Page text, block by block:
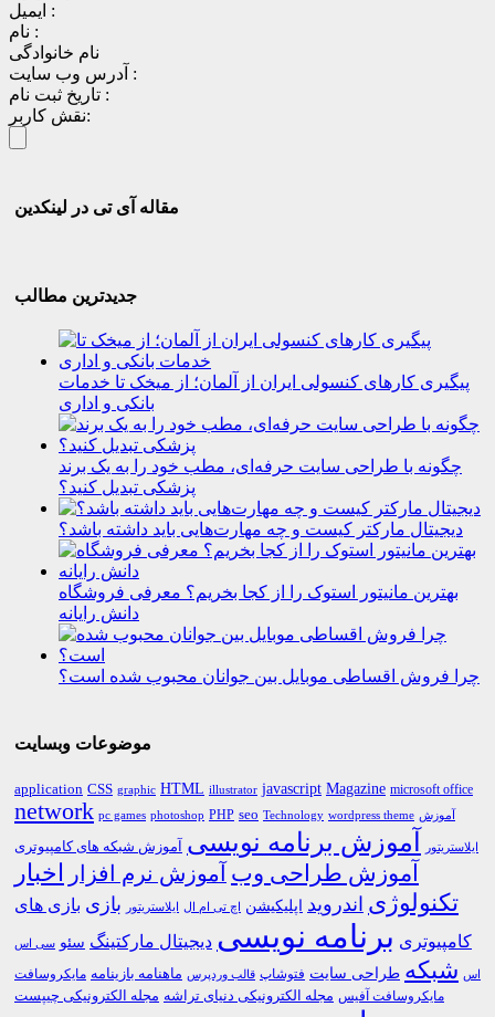
ایمیل :
نام :
نام خانوادگی
آدرس وب سایت :
تاریخ ثبت نام :
نقش کاربر:
مقاله آی تی در لینکدین
جدیدترین مطالب
پیگیری کارهای کنسولی ایران از آلمان؛ از میخک تا خدمات
بانکی و اداری
چگونه با طراحی سایت حرفه‌ای، مطب خود را به یک برند
پزشکی تبدیل کنید؟
دیجیتال مارکتر کیست و چه مهارت‌هایی باید داشته باشد؟
بهترین مانیتور استوک را از کجا بخریم؟ معرفی فروشگاه
دانش رایانه
چرا فروش اقساطی موبایل بین جوانان محبوب شده است؟
موضوعات وبسایت
application CSS graphic HTML illustrator javascript Magazine microsoft office
network pc games photoshop PHP seo Technology wordpress theme آموزش
ایلاستریتور آموزش برنامه نویسی آموزش شبکه های کامپیوتری
آموزش طراحی وب آموزش نرم افزار اخبار
تکنولوژی اندروید اپلیکیشن اچ تی ام ال ایلاستریتور بازی بازی های
کامپیوتری برنامه نویسی دیجیتال مارکتینگ سئو سی اس
اس شبکه طراحی سایت فتوشاپ قالب وردپرس ماهنامه بازینامه مایکروسافت
مایکروسافت آفیس مجله الکترونیکی دنیای تراشه مجله الکترونیکی چیپست